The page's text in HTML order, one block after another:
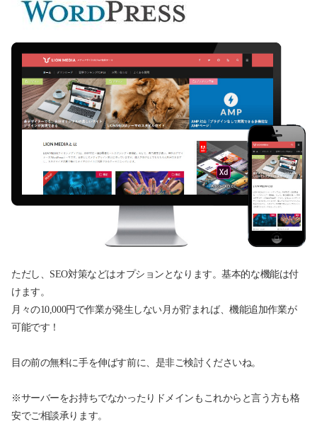
ただし、SEO対策などはオプションとなります。基本的な機能は付
けます。
月々の10,000円で作業が発生しない月が貯まれば、機能追加作業が
可能です！
目の前の無料に手を伸ばす前に、是非ご検討くださいね。
※サーバーをお持ちでなかったりドメインもこれからと言う方も格
安でご相談承ります。